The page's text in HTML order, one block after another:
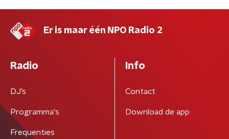
Er is maar één NPO Radio 2
Radio
DJ’s
Programma's
Frequenties
Info
Contact
Download de app